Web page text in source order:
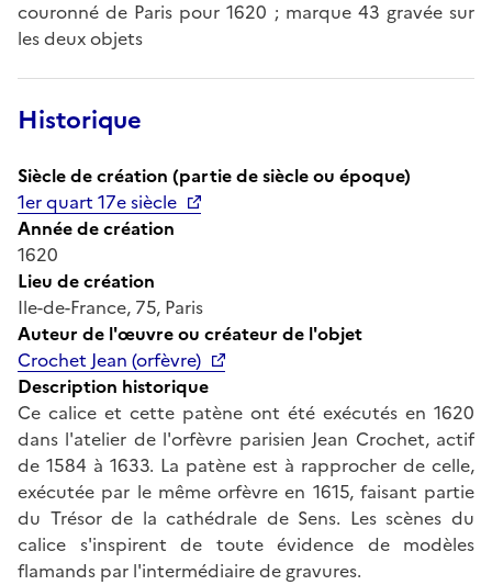
couronné de Paris pour 1620 ; marque 43 gravée sur
les deux objets
Historique
Siècle de création (partie de siècle ou époque)
1er quart 17e siècle
Année de création
1620
Lieu de création
Ile-de-France, 75, Paris
Auteur de l'œuvre ou créateur de l'objet
Crochet Jean (orfèvre)
Description historique
Ce calice et cette patène ont été exécutés en 1620
dans l'atelier de l'orfèvre parisien Jean Crochet, actif
de 1584 à 1633. La patène est à rapprocher de celle,
exécutée par le même orfèvre en 1615, faisant partie
du Trésor de la cathédrale de Sens. Les scènes du
calice s'inspirent de toute évidence de modèles
flamands par l'intermédiaire de gravures.